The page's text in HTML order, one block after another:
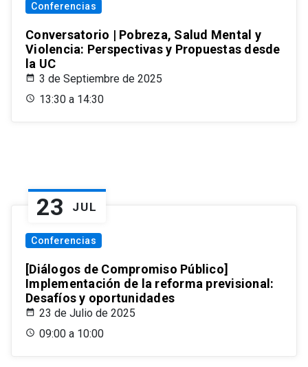
Conferencias
Conversatorio | Pobreza, Salud Mental y
Violencia: Perspectivas y Propuestas desde
la UC
3 de Septiembre de 2025
13:30 a 14:30
23 JUL
Conferencias
[Diálogos de Compromiso Público]
Implementación de la reforma previsional:
Desafíos y oportunidades
23 de Julio de 2025
09:00 a 10:00